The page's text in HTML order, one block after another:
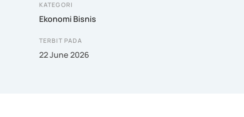
KATEGORI
Ekonomi Bisnis
TERBIT PADA
22 June 2026